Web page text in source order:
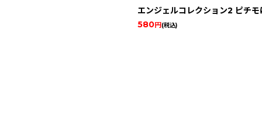
エンジェルコレクション2 ピチモ
580円 (税込)